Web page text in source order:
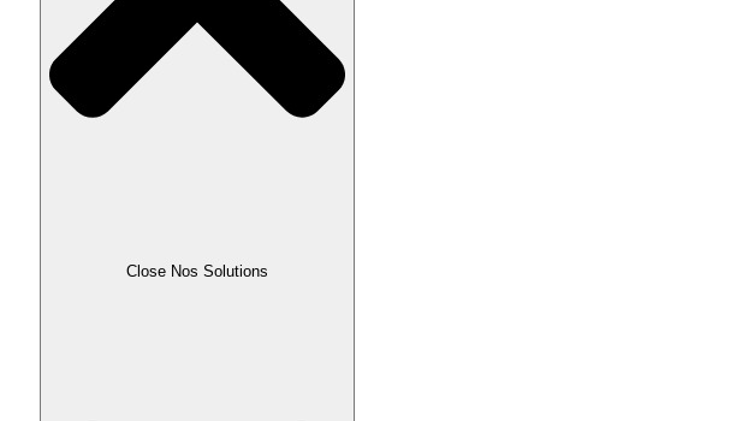
Close Nos Solutions